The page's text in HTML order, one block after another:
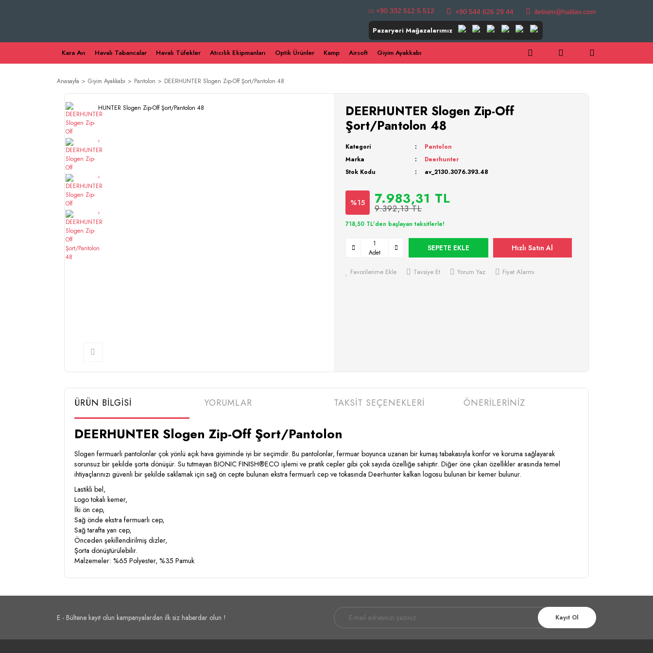
+90 332 512 5 512 +90 544 626 29 44 iletisim@halilav.com
Pazaryeri Mağazalarımız
Kara Avı Havalı Tabancalar Havalı Tüfekler Atıcılık Ekipmanları Optik Ürünler Kamp Airsoft Giyim Ayakkabı
Anasayfa Giyim Ayakkabı Pantolon DEERHUNTER Slogen Zip-Off Şort/Pantolon 48
DEERHUNTER Slogen Zip-Off
Şort/Pantolon 48
Kategori
Pantolon
Marka
Deerhunter
Stok Kodu
av_2130.3076.393.48
%15 7.983,31 TL
9.392,13 TL
718,50 TL'den başlayan taksitlerle!
Adet
SEPETE EKLE Hızlı Satın Al
Favorilerime Ekle Tavsiye Et Yorum Yaz Fiyat Alarmı
ÜRÜN BİLGİSİ
DEERHUNTER Slogen Zip-Off Şort/Pantolon
Slogen fermuarlı pantolonlar çok yönlü açık hava giyiminde iyi bir seçimdir. Bu pantolonlar, fermuar boyunca uzanan bir kumaş tabakasıyla konfor ve koruma sağlayarak
sorunsuz bir şekilde şorta dönüşür. Su tutmayan BIONIC FINISH®ECO işlemi ve pratik cepler gibi çok sayıda özelliğe sahiptir. Diğer öne çıkan özellikler arasında temel
ihtiyaçlarınızı güvenli bir şekilde saklamak için sağ ön cepte bulunan ekstra fermuarlı cep ve tokasında Deerhunter kalkan logosu bulunan bir kemer bulunur.
Lastikli bel,
Logo tokalı kemer,
İki ön cep,
Sağ önde ekstra fermuarlı cep,
Sağ tarafta yan cep,
Önceden şekillendirilmiş dizler,
Şorta dönüştürülebilir.
Malzemeler: %65 Polyester, %35 Pamuk
YORUMLAR TAKSİT SEÇENEKLERİ ÖNERİLERİNİZ
E - Bültene kayıt olun kampanyalardan ilk siz haberdar olun ! Kayıt Ol